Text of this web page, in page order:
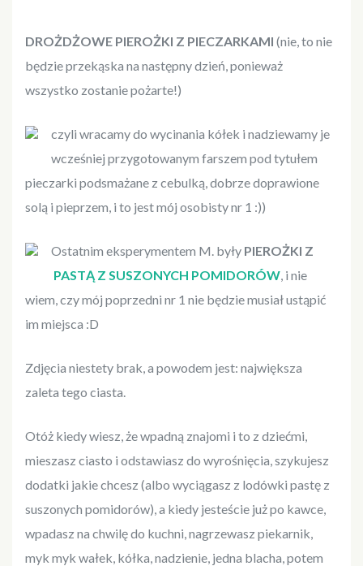
DROŻDŻOWE PIEROŻKI Z PIECZARKAMI (nie, to nie
będzie przekąska na następny dzień, ponieważ
wszystko zostanie pożarte!)
czyli wracamy do wycinania kółek i nadziewamy je
wcześniej przygotowanym farszem pod tytułem
pieczarki podsmażane z cebulką, dobrze doprawione
solą i pieprzem, i to jest mój osobisty nr 1 :))
Ostatnim eksperymentem M. były PIEROŻKI Z
PASTĄ Z SUSZONYCH POMIDORÓW , i nie
wiem, czy mój poprzedni nr 1 nie będzie musiał ustąpić
im miejsca :D
Zdjęcia niestety brak, a powodem jest: największa
zaleta tego ciasta.
Otóż kiedy wiesz, że wpadną znajomi i to z dziećmi,
mieszasz ciasto i odstawiasz do wyrośnięcia, szykujesz
dodatki jakie chcesz (albo wyciągasz z lodówki pastę z
suszonych pomidorów), a kiedy jesteście już po kawce,
wpadasz na chwilę do kuchni, nagrzewasz piekarnik,
myk myk wałek, kółka, nadzienie, jedna blacha, potem